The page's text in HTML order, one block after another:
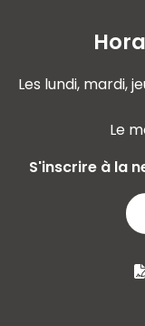
Les lundi, mardi,
Le
S'inscrire à la